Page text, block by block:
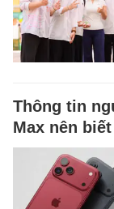
Thông tin
Max nên biết